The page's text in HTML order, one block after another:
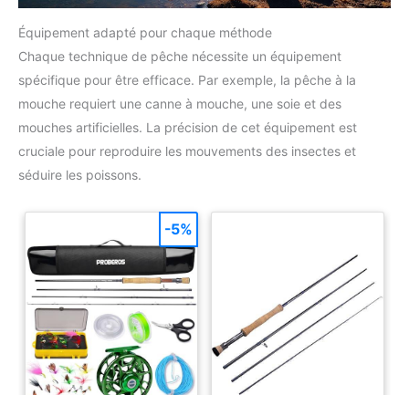
Équipement adapté pour chaque méthode
Chaque technique de pêche nécessite un équipement
spécifique pour être efficace. Par exemple, la pêche à la
mouche requiert une canne à mouche, une soie et des
mouches artificielles. La précision de cet équipement est
cruciale pour reproduire les mouvements des insectes et
séduire les poissons.
-5%